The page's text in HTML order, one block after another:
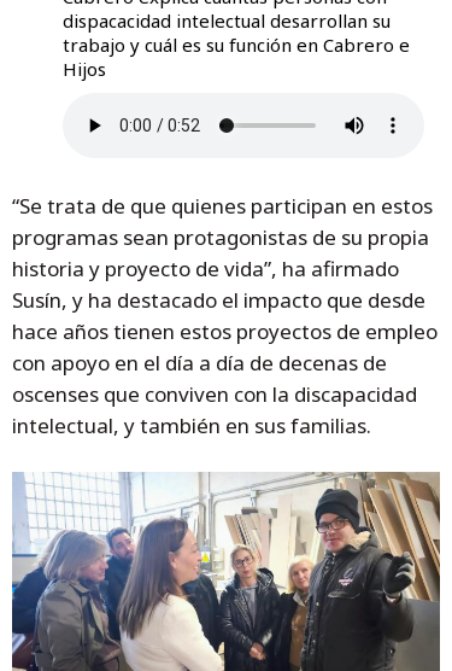
dispacacidad intelectual desarrollan su
trabajo y cuál es su función en Cabrero e
Hijos
“Se trata de que quienes participan en estos
programas sean protagonistas de su propia
historia y proyecto de vida”, ha afirmado
Susín, y ha destacado el impacto que desde
hace años tienen estos proyectos de empleo
con apoyo en el día a día de decenas de
oscenses que conviven con la discapacidad
intelectual, y también en sus familias.